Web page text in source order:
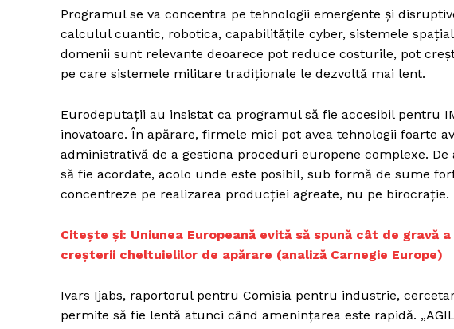
Programul se va concentra pe tehnologii emergente și
calculul cuantic, robotica, capabilitățile cyber, sistemele
domenii sunt relevante deoarece pot reduce costurile, pot
pe care sistemele militare tradiționale le dezvoltă mai lent.
Eurodeputații au insistat ca programul să fie accesibil pentru
inovatoare. În apărare, firmele mici pot avea tehnologii foarte
administrativă de a gestiona proceduri europene complexe.
să fie acordate, acolo unde este posibil, sub formă de sume
concentreze pe realizarea producției agreate, nu pe birocrație.
Citește și: ​Uniunea Europeană evită să spună cât de gravă
creșterii cheltuielilor de apărare (analiză Carnegie Europe)
Ivars Ijabs, raportorul pentru Comisia pentru industrie,
permite să fie lentă atunci când amenințarea este rapidă.